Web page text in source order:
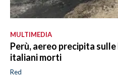
MULTIMEDIA
Perù, aereo precipita
italiani morti
Red